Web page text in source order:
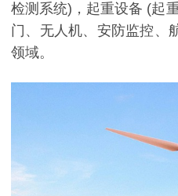
检测系统)，起重设备 (起
门、无人机、安防监控、
领域。